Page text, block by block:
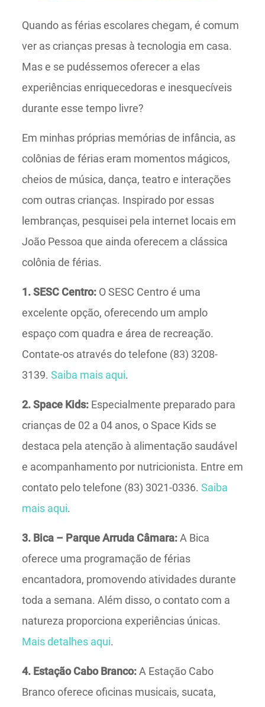
Quando as férias escolares chegam, é comum
ver as crianças presas à tecnologia em casa.
Mas e se pudéssemos oferecer a elas
experiências enriquecedoras e inesquecíveis
durante esse tempo livre?
Em minhas próprias memórias de infância, as
colônias de férias eram momentos mágicos,
cheios de música, dança, teatro e interações
com outras crianças. Inspirado por essas
lembranças, pesquisei pela internet locais em
João Pessoa que ainda oferecem a clássica
colônia de férias.
1. SESC Centro:O SESC Centro é uma
excelente opção, oferecendo um amplo
espaço com quadra e área de recreação.
Contate-os através do telefone (83) 3208-
3139. Saiba mais aqui.
2. Space Kids:Especialmente preparado para
crianças de 02 a 04 anos, o Space Kids se
destaca pela atenção à alimentação saudável
e acompanhamento por nutricionista. Entre em
contato pelo telefone (83) 3021-0336. Saiba
mais aqui.
3. Bica – Parque Arruda Câmara:A Bica
oferece uma programação de férias
encantadora, promovendo atividades durante
toda a semana. Além disso, o contato com a
natureza proporciona experiências únicas.
Mais detalhes aqui.
4. Estação Cabo Branco:A Estação Cabo
Branco oferece oficinas musicais, sucata,